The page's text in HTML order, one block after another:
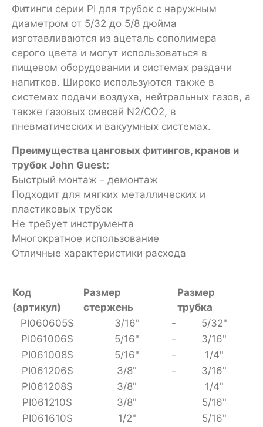
Фитинги серии PI для трубок с наружным
диаметром от 5/32 до 5/8 дюйма
изготавливаются из ацеталь сополимера
серого цвета и могут использоваться в
пищевом оборудовании и системах раздачи
напитков. Широко используются также в
системах подачи воздуха, нейтральных газов, а
также газовых смесей N2/CO2, в
пневматических и вакуумных системах.
Преимущества цанговых фитингов, кранов и
трубок John Guest:
Быстрый монтаж - демонтаж
Подходит для мягких металлических и
пластиковых трубок
Не требует инструмента
Многократное использование
Отличные характеристики расхода
Код
(артикул)
Размер
стержень
Размер
трубка
PI060605S
3/16" -
5/32"
PI061006S
5/16" -
3/16"
PI061008S
5/16" -
1/4"
PI061206S
3/8" -
3/16"
PI061208S
3/8"
1/4"
PI061210S
3/8"
5/16"
PI061610S
1/2"
5/16"